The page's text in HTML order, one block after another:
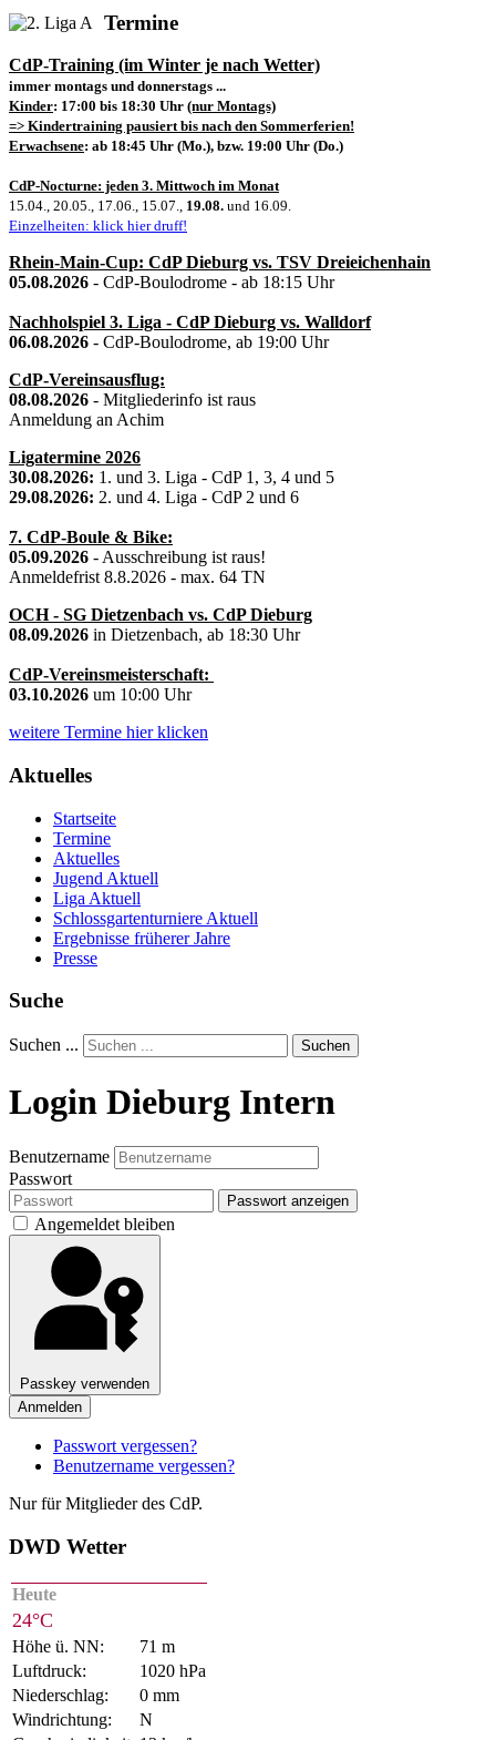
Termine
CdP-Training (im Winter je nach Wetter)
immer montags und donnerstags ...
Kinder: 17:00 bis 18:30 Uhr (nur Montags)
=> Kindertraining pausiert bis nach den Sommerferien!
Erwachsene: ab 18:45 Uhr (Mo.), bzw. 19:00 Uhr (Do.)
CdP-Nocturne: jeden 3. Mittwoch im Monat
15.04., 20.05., 17.06., 15.07., 19.08. und 16.09.
Einzelheiten: klick hier druff!
Rhein-Main-Cup: CdP Dieburg vs. TSV Dreieichenhain
05.08.2026 - CdP-Boulodrome - ab 18:15 Uhr
Nachholspiel 3. Liga - CdP Dieburg vs. Walldorf
06.08.2026 - CdP-Boulodrome, ab 19:00 Uhr
CdP-Vereinsausflug:
08.08.2026 - Mitgliederinfo ist raus
Anmeldung an Achim
Ligatermine 2026
30.08.2026: 1. und 3. Liga - CdP 1, 3, 4 und 5
29.08.2026: 2. und 4. Liga - CdP 2 und 6
7. CdP-Boule & Bike:
05.09.2026 - Ausschreibung ist raus!
Anmeldefrist 8.8.2026 - max. 64 TN
OCH - SG Dietzenbach vs. CdP Dieburg
08.09.2026 in Dietzenbach, ab 18:30 Uhr
CdP-Vereinsmeisterschaft:
03.10.2026 um 10:00 Uhr
weitere Termine hier klicken
Aktuelles
Startseite
Termine
Aktuelles
Jugend Aktuell
Liga Aktuell
Schlossgartenturniere Aktuell
Ergebnisse früherer Jahre
Presse
Suche
Suchen ... Suchen
Login Dieburg Intern
Benutzername
Passwort
Passwort anzeigen
Angemeldet bleiben
Passkey verwenden
Anmelden
Passwort vergessen?
Benutzername vergessen?
Nur für Mitglieder des CdP.
DWD Wetter
Heute
24°C
Höhe ü. NN:
71 m
Luftdruck:
1020 hPa
Niederschlag:
0 mm
Windrichtung:
N